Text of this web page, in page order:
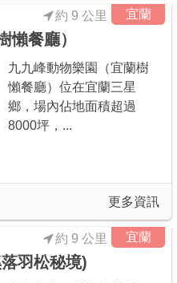
宜蘭
懶餐廳）
約 9 公里
九九峰動物樂園（宜蘭樹
懶餐廳）位在宜蘭三星
鄉，場內佔地面積超過
8000坪，...
更多資訊
宜蘭
羽松秘境)
約 9 公里